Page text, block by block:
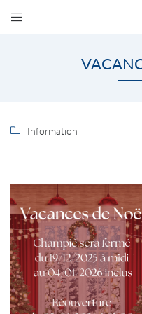

9 rue Serge Granié - ZA les
05 63 64 19 80
 Adresse email de
En cochant cette case, vous
l'adresse email indiqué ci-dessus.
le formulaire de désinscription.
 Information